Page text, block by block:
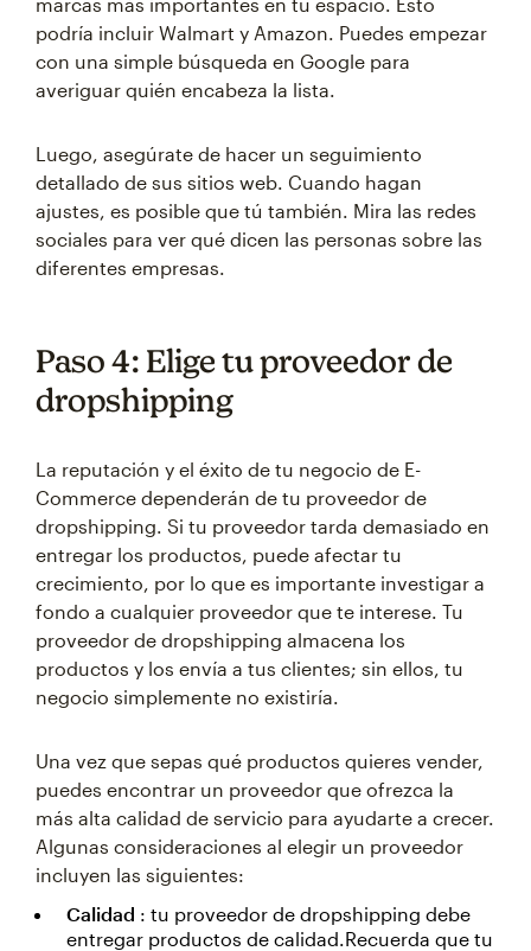
podría incluir Walmart y Amazon. Puedes empezar
con una simple búsqueda en Google para
averiguar quién encabeza la lista.
Luego, asegúrate de hacer un seguimiento
detallado de sus sitios web. Cuando hagan
ajustes, es posible que tú también. Mira las redes
sociales para ver qué dicen las personas sobre las
diferentes empresas.
Paso 4: Elige tu proveedor de
dropshipping
La reputación y el éxito de tu negocio de E-
Commerce dependerán de tu proveedor de
dropshipping. Si tu proveedor tarda demasiado en
entregar los productos, puede afectar tu
crecimiento, por lo que es importante investigar a
fondo a cualquier proveedor que te interese. Tu
proveedor de dropshipping almacena los
productos y los envía a tus clientes; sin ellos, tu
negocio simplemente no existiría.
Una vez que sepas qué productos quieres vender,
puedes encontrar un proveedor que ofrezca la
más alta calidad de servicio para ayudarte a crecer.
Algunas consideraciones al elegir un proveedor
incluyen las siguientes:
Calidad : tu proveedor de dropshipping debe
entregar productos de calidad.Recuerda que tu